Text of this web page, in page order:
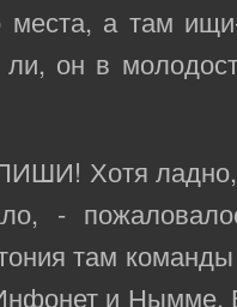
места, а там
он в
Хотя ладно,
-
там
и Нымме.